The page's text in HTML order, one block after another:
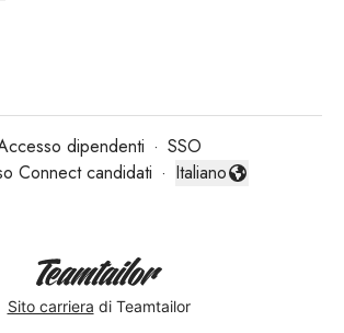
dipendenti · SSO
Connect candidati · Cambia lingua
Italiano
Sito carriera di Teamtailor